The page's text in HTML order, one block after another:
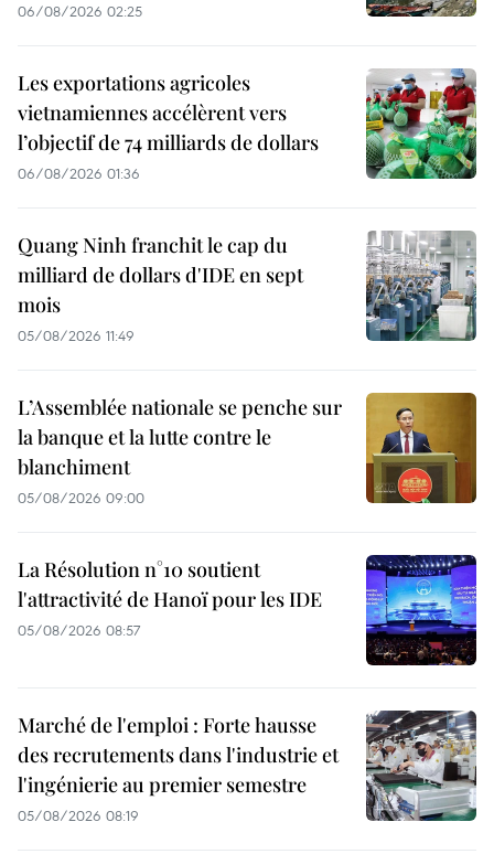
06/08/2026 02:25
Les exportations agricoles
vietnamiennes accélèrent vers
l’objectif de 74 milliards de dollars
06/08/2026 01:36
Quang Ninh franchit le cap du
milliard de dollars d'IDE en sept
mois
05/08/2026 11:49
L’Assemblée nationale se penche sur
la banque et la lutte contre le
blanchiment
05/08/2026 09:00
La Résolution n°10 soutient
l'attractivité de Hanoï pour les IDE
05/08/2026 08:57
Marché de l'emploi : Forte hausse
des recrutements dans l'industrie et
l'ingénierie au premier semestre
05/08/2026 08:19